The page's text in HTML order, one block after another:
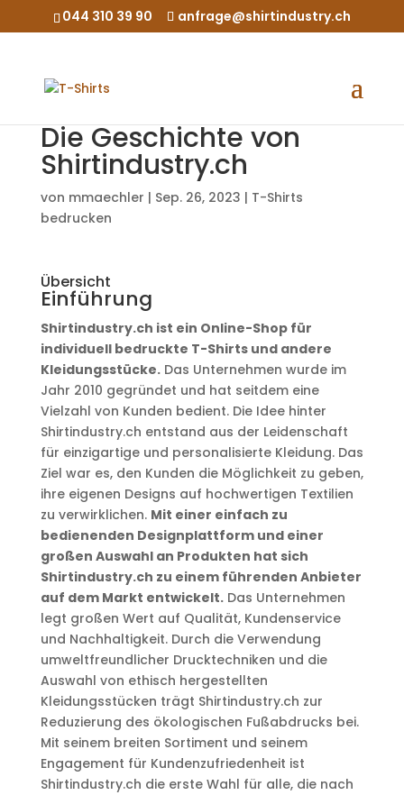
044 310 39 90 anfrage@shirtindustry.ch
Die Geschichte von
Shirtindustry.ch
von mmaechler | Sep. 26, 2023 | T-Shirts
bedrucken
Übersicht
Einführung
Shirtindustry.ch ist ein Online-Shop für
individuell bedruckte T-Shirts und andere
Kleidungsstücke.Das Unternehmen wurde im
Jahr 2010 gegründet und hat seitdem eine
Vielzahl von Kunden bedient. Die Idee hinter
Shirtindustry.ch entstand aus der Leidenschaft
für einzigartige und personalisierte Kleidung. Das
Ziel war es, den Kunden die Möglichkeit zu geben,
ihre eigenen Designs auf hochwertigen Textilien
zu verwirklichen. Mit einer einfach zu
bedienenden Designplattform und einer
großen Auswahl an Produkten hat sich
Shirtindustry.ch zu einem führenden Anbieter
auf dem Markt entwickelt.Das Unternehmen
legt großen Wert auf Qualität, Kundenservice
und Nachhaltigkeit. Durch die Verwendung
umweltfreundlicher Drucktechniken und die
Auswahl von ethisch hergestellten
Kleidungsstücken trägt Shirtindustry.ch zur
Reduzierung des ökologischen Fußabdrucks bei.
Mit seinem breiten Sortiment und seinem
Engagement für Kundenzufriedenheit ist
Shirtindustry.ch die erste Wahl für alle, die nach